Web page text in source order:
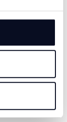
03/2026
2026